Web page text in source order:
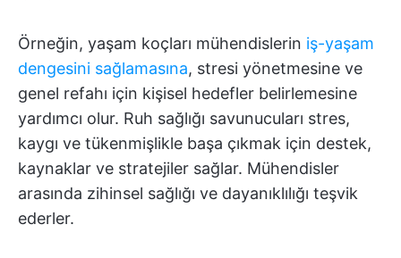
Örneğin, yaşam koçları mühendislerin iş-yaşam
dengesini sağlamasına, stresi yönetmesine ve
genel refahı için kişisel hedefler belirlemesine
yardımcı olur. Ruh sağlığı savunucuları stres,
kaygı ve tükenmişlikle başa çıkmak için destek,
kaynaklar ve stratejiler sağlar. Mühendisler
arasında zihinsel sağlığı ve dayanıklılığı teşvik
ederler.